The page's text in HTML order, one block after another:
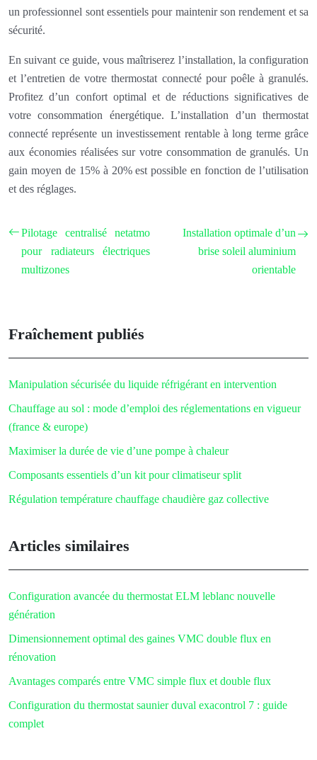
un professionnel sont essentiels pour maintenir son rendement et sa
sécurité.
En suivant ce guide, vous maîtriserez l’installation, la configuration
et l’entretien de votre thermostat connecté pour poêle à granulés.
Profitez d’un confort optimal et de réductions significatives de
votre consommation énergétique. L’installation d’un thermostat
connecté représente un investissement rentable à long terme grâce
aux économies réalisées sur votre consommation de granulés. Un
gain moyen de 15% à 20% est possible en fonction de l’utilisation
et des réglages.
Pilotage centralisé netatmo
pour radiateurs électriques
multizones
Installation optimale d’un
brise soleil aluminium
orientable
Fraîchement publiés
Manipulation sécurisée du liquide réfrigérant en intervention
Chauffage au sol : mode d’emploi des réglementations en vigueur
(france & europe)
Maximiser la durée de vie d’une pompe à chaleur
Composants essentiels d’un kit pour climatiseur split
Régulation température chauffage chaudière gaz collective
Articles similaires
Configuration avancée du thermostat ELM leblanc nouvelle
génération
Dimensionnement optimal des gaines VMC double flux en
rénovation
Avantages comparés entre VMC simple flux et double flux
Configuration du thermostat saunier duval exacontrol 7 : guide
complet